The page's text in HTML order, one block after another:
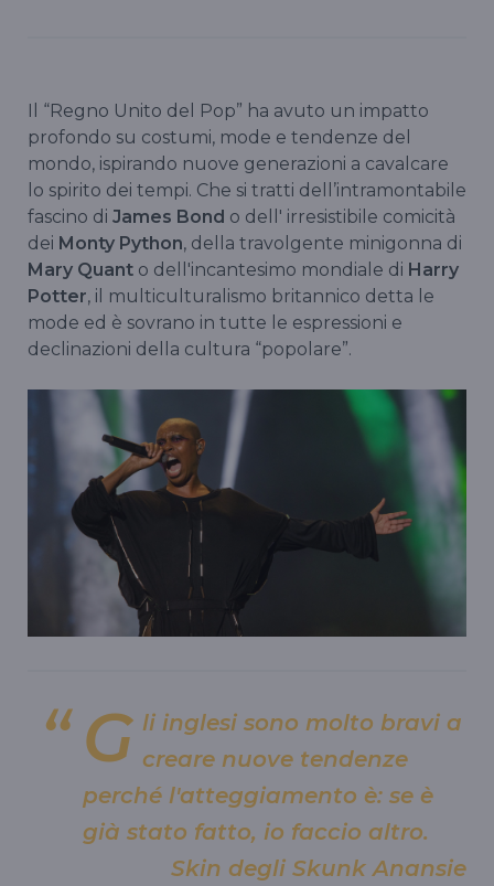
Il “Regno Unito del Pop” ha avuto un impatto
profondo su costumi, mode e tendenze del
mondo, ispirando nuove generazioni a cavalcare
lo spirito dei tempi. Che si tratti dell’intramontabile
fascino di James Bond o dell' irresistibile comicità
dei Monty Python, della travolgente minigonna di
Mary Quant o dell'incantesimo mondiale di Harry
Potter, il multiculturalismo britannico detta le
mode ed è sovrano in tutte le espressioni e
declinazioni della cultura “popolare”.
G li inglesi sono molto bravi a
creare nuove tendenze
perché l'atteggiamento è: se è
già stato fatto, io faccio altro.
Skin degli Skunk Anansie